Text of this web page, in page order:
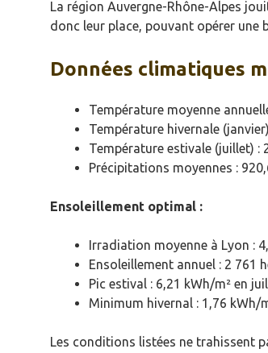
La région Auvergne-Rhône-Alpes
donc leur place, pouvant opérer une
Données climatiques
Température moyenne
Température hivernale
Température estivale (juillet) :
Précipitations moyennes :
Ensoleillement optimal :
Irradiation moyenne à Lyon :
Ensoleillement annuel : 2 761
Pic estival : 6,21 kWh/m² en
Minimum hivernal : 1,76 kWh/
Les conditions listées ne trahissent